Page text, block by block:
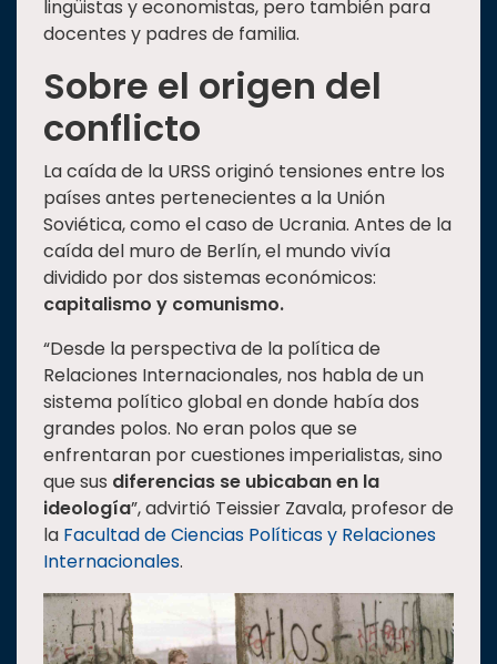
lingüistas y economistas, pero también para
docentes y padres de familia.
Sobre el origen del
conflicto
La caída de la URSS originó tensiones entre los
países antes pertenecientes a la Unión
Soviética, como el caso de Ucrania. Antes de la
caída del muro de Berlín, el mundo vivía
dividido por dos sistemas económicos:
capitalismo y comunismo.
“Desde la perspectiva de la política de
Relaciones Internacionales, nos habla de un
sistema político global en donde había dos
grandes polos. No eran polos que se
enfrentaran por cuestiones imperialistas, sino
que sus diferencias se ubicaban en la
ideología”, advirtió Teissier Zavala, profesor de
la Facultad de Ciencias Políticas y Relaciones
Internacionales.